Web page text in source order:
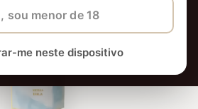
sou menor de 18
me neste dispositivo